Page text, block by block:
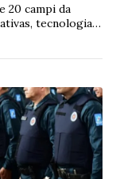
20 campi da
tecnologia